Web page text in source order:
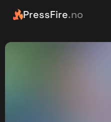
PressFire.no